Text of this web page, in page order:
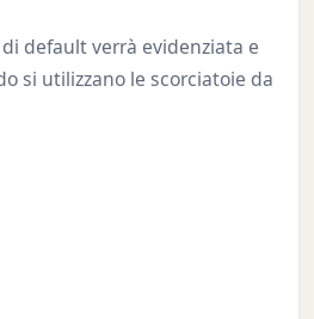
default verrà evidenziata e
si utilizzano le scorciatoie da